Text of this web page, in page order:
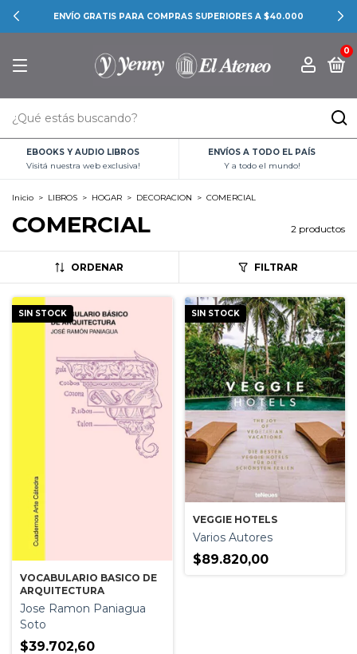
ENVÍO GRATIS PARA COMPRAS SUPERIORES A $40.000
0
EBOOKS Y AUDIO LIBROS
Visitá nuestra web exclusiva!
ENVÍOS A TODO EL PAÍS
Y a todo el mundo!
Inicio > LIBROS > HOGAR > DECORACION > COMERCIAL
COMERCIAL 2 productos
ORDENAR FILTRAR
SIN STOCK
VOCABULARIO BASICO DE
ARQUITECTURA
Jose Ramon Paniagua
Soto
$39.702,60
SIN STOCK
VEGGIE HOTELS
Varios Autores
$89.820,00